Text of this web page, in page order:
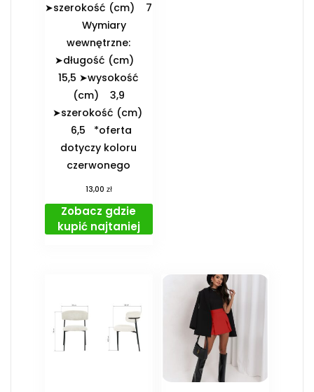
➤szerokość (cm) 7
️Wymiary
wewnętrzne:
➤długość (cm)
15,5 ➤wysokość
(cm) 3,9
➤szerokość (cm)
6,5 *oferta
dotyczy koloru
czerwonego
13,00 zł
Zobacz gdzie
kupić najtaniej